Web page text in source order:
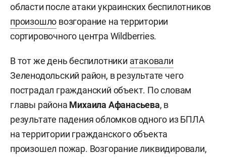
области после атаки украинских беспилотников
произошло возгорание на территории
сортировочного центра Wildberries.
В тот же день беспилотники атаковали
Зеленодольский район, в результате чего
пострадал гражданский объект. По словам
главы района Михаила Афанасьева, в
результате падения обломков одного из БПЛА
на территории гражданского объекта
произошел пожар. Возгорание ликвидировали,